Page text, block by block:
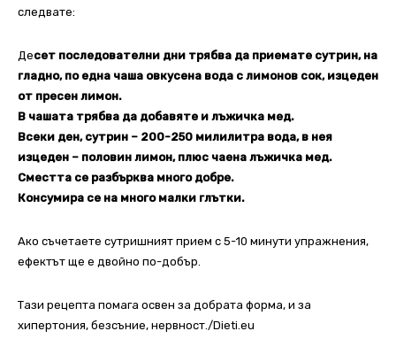
следвате:
Десет последователни дни трябва да приемате сутрин, на
гладно, по една чаша овкусена вода с лимонов сок, изцеден
от пресен лимон.
В чашата трябва да добавяте и лъжичка мед.
Всеки ден, сутрин – 200-250 милилитра вода, в нея
изцеден – половин лимон, плюс чаена лъжичка мед.
Сместта се разбърква много добре.
Консумира се на много малки глътки.
Ако съчетаете сутришният прием с 5-10 минути упражнения,
ефектът ще е двойно по-добър.
Тази рецепта помага освен за добрата форма, и за
хипертония, безсъние, нервност./Dieti.eu